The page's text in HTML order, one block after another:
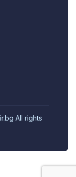
All rights